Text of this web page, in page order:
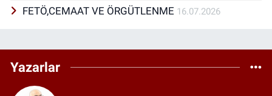
FETÖ,CEMAAT VE ÖRGÜTLENME 16.07.2026
Yazarlar